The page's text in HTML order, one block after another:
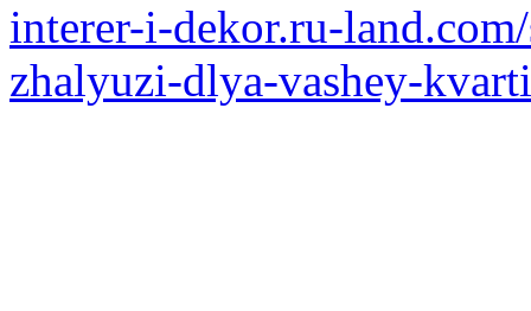
interer-i-dekor.ru-
zhalyuzi-dlya-vashey-